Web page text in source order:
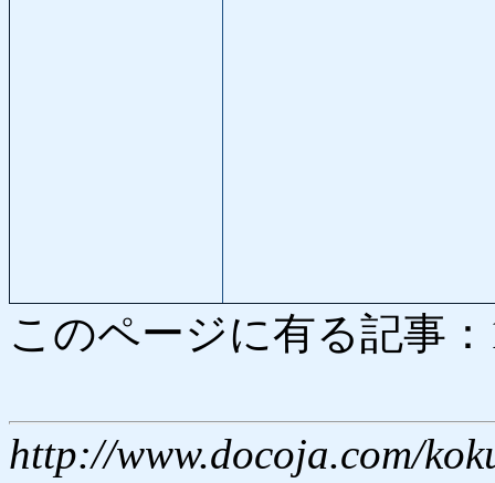
このページに有る記事
http://www.docoja.com/